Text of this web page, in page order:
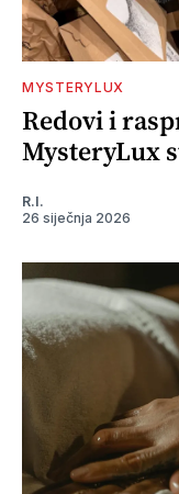
MYSTERYLUX
Redovi i
MysteryLux
R.I.
26 siječnja 2026